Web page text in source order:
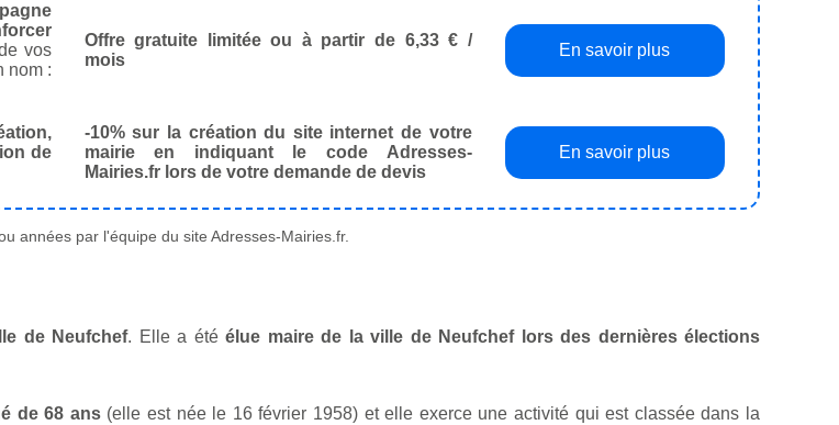
vos
nom :
Offre gratuite limitée ou à partir de 6,33 € /
mois
En savoir plus
de
-10% sur la création du site internet de votre
mairie en indiquant le code Adresses-
Mairies.fr lors de votre demande de devis
En savoir plus
années par l'équipe du site Adresses-Mairies.fr.
de Neufchef. Elle a été élue maire de la ville de Neufchef lors des dernières élections
de 68 ans(elle est née le 16 février 1958) et elle exerce une activité qui est classée dans la